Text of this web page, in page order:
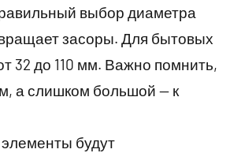
выбор диаметра
засоры. Для бытовых
32 до 110 мм. Важно помнить,
а слишком большой — к
будут